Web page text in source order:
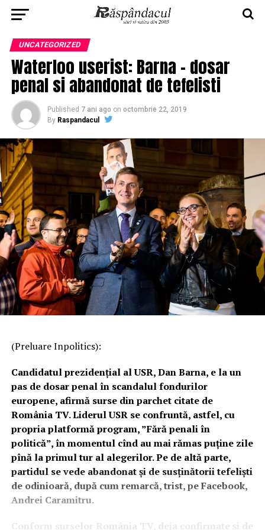
UNCATEGORIZED
Waterloo userist: Barna – dosar
penal si abandonat de tefelisti
Published 7 ani ago on octombrie 22, 2019
By Raspandacul
(Preluare Inpolitics):
Candidatul prezidențial al USR, Dan Barna, e la un
pas de dosar penal în scandalul fondurilor
europene, afirmă surse din parchet citate de
România TV. Liderul USR se confruntă, astfel, cu
propria platformă program, ”Fără penali în
politică”, în momentul cînd au mai rămas puține zile
pînă la primul tur al alegerilor. Pe de altă parte,
partidul se vede abandonat și de susținătorii tefeliști
de odinioară, după cum remarcă, trist, pe Facebook,
Andrei Caramitru.
Conform surselor România TV, deja confirmate și de